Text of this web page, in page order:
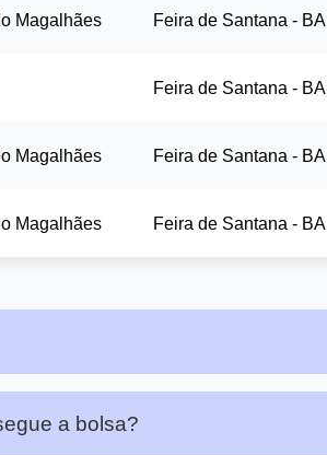
Magalhães Feira de Santana - BA
Feira de Santana - BA
Magalhães Feira de Santana - BA
Magalhães Feira de Santana - BA
a bolsa?